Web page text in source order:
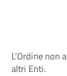
L’Ordine non
altri Enti.